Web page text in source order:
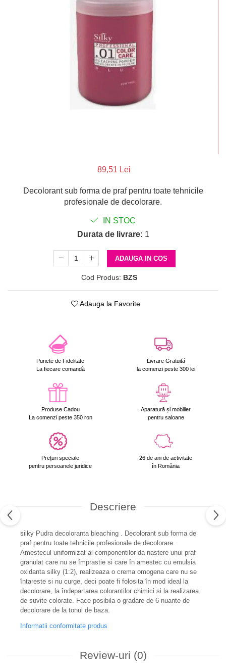
89,51 Lei
Decolorant sub forma de praf pentru toate tehnicile
profesionale de decolorare.
IN STOC
Durata de livrare: 1
ADAUGA IN COS
Cod Produs: BZS
Adauga la Favorite
Puncte de Fidelitate
La fiecare comandă
Livrare Gratuită
la comenzi peste 300 lei
Produse Cadou
La comenzi peste 350 ron
Aparatură și mobilier
pentru saloane
Prețuri speciale
pentru persoanele juridice
26 de ani de activitate
în România
Descriere
silky Pudra decoloranta bleaching . Decolorant sub forma de
praf pentru toate tehnicile profesionale de decolorare.
Amestecul uniformizat al componentilor da nastere unui praf
granulat care nu se împrastie si care în amestec cu emulsia
oxidanta silky (1:2), realizeaza o crema omogena care nu se
întareste si nu curge, deci poate fi folosita în mod ideal la
decolorare, la îndepartarea colorantilor chimici si la realizarea
de suvite colorate. Face posibila o gradare de 6 nuante de
decolorare de la tonul de baza.
Informatii conformitate produs
Review-uri (0)